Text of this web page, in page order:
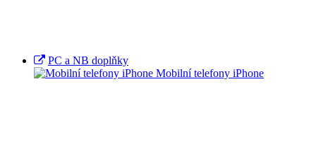
PC a NB doplňky
Mobilní telefony iPhone